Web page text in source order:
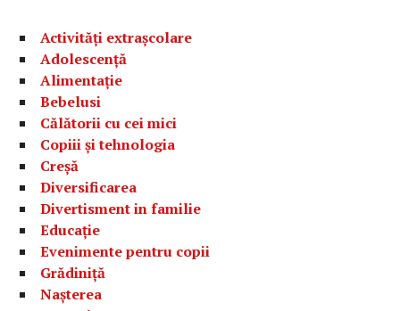
Activități extrașcolare
Adolescență
Alimentație
Bebelusi
Călătorii cu cei mici
Copiii și tehnologia
Creșă
Diversificarea
Divertisment in familie
Educație
Evenimente pentru copii
Grădiniță
Nașterea